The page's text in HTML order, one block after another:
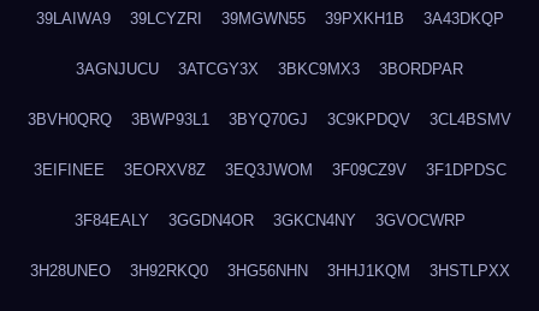
39LAIWA9 39LCYZRI 39MGWN55 39PXKH1B 3A43DKQP
3AGNJUCU 3ATCGY3X 3BKC9MX3 3BORDPAR
3BVH0QRQ 3BWP93L1 3BYQ70GJ 3C9KPDQV 3CL4BSMV
3EIFINEE 3EORXV8Z 3EQ3JWOM 3F09CZ9V 3F1DPDSC
3F84EALY 3GGDN4OR 3GKCN4NY 3GVOCWRP
3H28UNEO 3H92RKQ0 3HG56NHN 3HHJ1KQM 3HSTLPXX